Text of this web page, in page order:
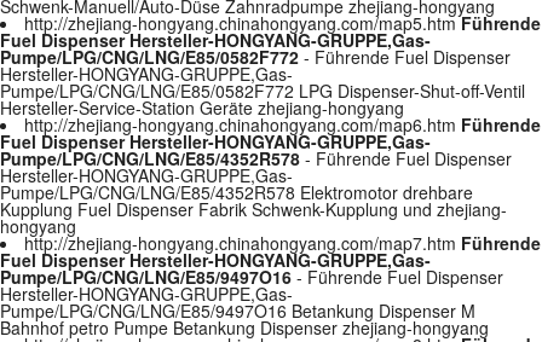
Schwenk-Manuell/Auto-Düse Zahnradpumpe zhejiang-hongyang
http://zhejiang-hongyang.chinahongyang.com/map5.htmFührende
Fuel Dispenser Hersteller-HONGYANG-GRUPPE,Gas-
Pumpe/LPG/CNG/LNG/E85/0582F772 - Führende Fuel Dispenser
Hersteller-HONGYANG-GRUPPE,Gas-
Pumpe/LPG/CNG/LNG/E85/0582F772 LPG Dispenser-Shut-off-Ventil
Hersteller-Service-Station Geräte zhejiang-hongyang
http://zhejiang-hongyang.chinahongyang.com/map6.htm Führende
Fuel Dispenser Hersteller-HONGYANG-GRUPPE,Gas-
Pumpe/LPG/CNG/LNG/E85/4352R578 - Führende Fuel Dispenser
Hersteller-HONGYANG-GRUPPE,Gas-
Pumpe/LPG/CNG/LNG/E85/4352R578 Elektromotor drehbare
Kupplung Fuel Dispenser Fabrik Schwenk-Kupplung und zhejiang-
hongyang
http://zhejiang-hongyang.chinahongyang.com/map7.htm Führende
Fuel Dispenser Hersteller-HONGYANG-GRUPPE,Gas-
Pumpe/LPG/CNG/LNG/E85/9497O16 - Führende Fuel Dispenser
Hersteller-HONGYANG-GRUPPE,Gas-
Pumpe/LPG/CNG/LNG/E85/9497O16 Betankung Dispenser M
Bahnhof petro Pumpe Betankung Dispenser zhejiang-hongyang